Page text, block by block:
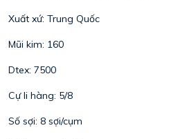
Xuất xứ: Trung Quốc
Mũi kim: 160
Dtex: 7500
Cự li hàng: 5/8
Số sợi: 8 sợi/cụm